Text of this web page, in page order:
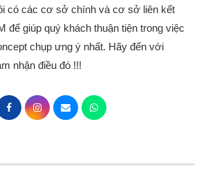
có các cơ sở chính và cơ sở liên kết
để giúp quý khách thuận tiện trong việc
chụp ưng ý nhất. Hãy đến với
nhận điều đó !!!